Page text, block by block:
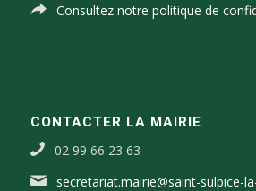
Consultez notre politique de
CONTACTER LA MAIRIE
02 99 66 23 63
secretariat.mairie@saint-sulpice-